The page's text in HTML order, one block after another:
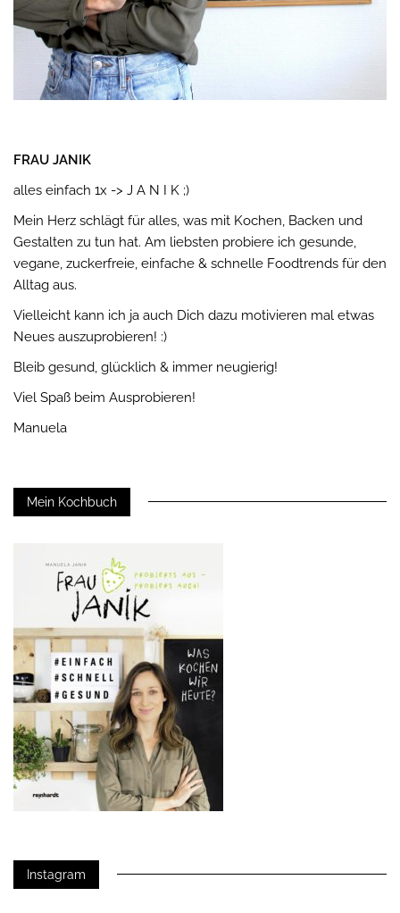
FRAU JANIK
alles einfach 1x -> J A N I K ;)
Mein Herz schlägt für alles, was mit Kochen, Backen und
Gestalten zu tun hat. Am liebsten probiere ich gesunde,
vegane, zuckerfreie, einfache & schnelle Foodtrends für den
Alltag aus.
Vielleicht kann ich ja auch Dich dazu motivieren mal etwas
Neues auszuprobieren! :)
Bleib gesund, glücklich & immer neugierig!
Viel Spaß beim Ausprobieren!
Manuela
Mein Kochbuch
Instagram